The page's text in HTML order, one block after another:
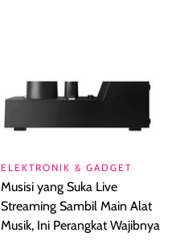
ELEKTRONIK & GADGET
Musisi yang Suka Live
Streaming Sambil Main Alat
Musik, Ini Perangkat Wajibnya